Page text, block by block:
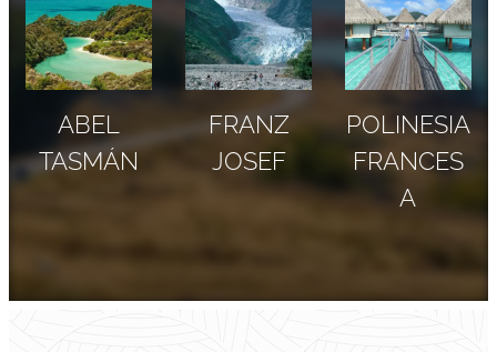
ABEL
TASMÁN
FRANZ
JOSEF
POLINESIA
FRANCES
A